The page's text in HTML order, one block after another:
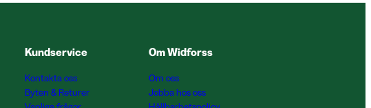
Kundservice
Kontakta oss
Byten & Returer
Om Widforss
Om oss
Jobba hos oss